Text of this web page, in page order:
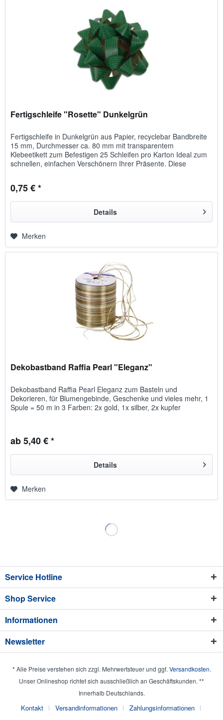
Fertigschleife "Rosette" Dunkelgrün
Fertigschleife in Dunkelgrün aus Papier, recyclebar Bandbreite
15 mm, Durchmesser ca. 80 mm mit transparentem
Klebeetikett zum Befestigen 25 Schleifen pro Karton Ideal zum
schnellen, einfachen Verschönern Ihrer Präsente. Diese
0,75 € *
Details
Merken
Dekobastband Raffia Pearl "Eleganz"
Dekobastband Raffia Pearl Eleganz zum Basteln und
Dekorieren, für Blumengebinde, Geschenke und vieles mehr, 1
Spule = 50 m in 3 Farben: 2x gold, 1x silber, 2x kupfer
ab 5,40 € *
Details
Merken
Service Hotline
Shop Service
Informationen
Newsletter
* Alle Preise verstehen sich zzgl. Mehrwertsteuer und ggf. Versandkosten.
Unser Onlineshop richtet sich ausschließlich an Geschäftskunden. **
Innerhalb Deutschlands.
Kontakt Versandinformationen Zahlungsinformationen